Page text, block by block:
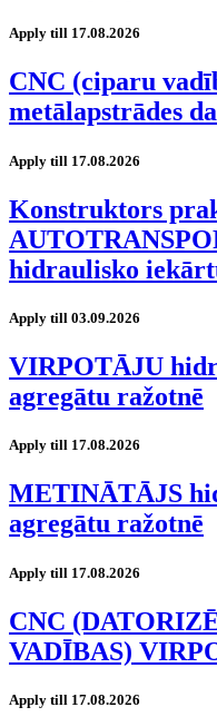
Apply till 17.08.2026
CNC (ciparu
metālapstrādes
Apply till 17.08.2026
Konstruktors
hidraulisko
Apply till 03.09.2026
VIRPOTĀJU
agregātu ražotnē
Apply till 17.08.2026
METINĀTĀJS
agregātu ražotnē
Apply till 17.08.2026
CNC
VADĪBAS)
Apply till 17.08.2026